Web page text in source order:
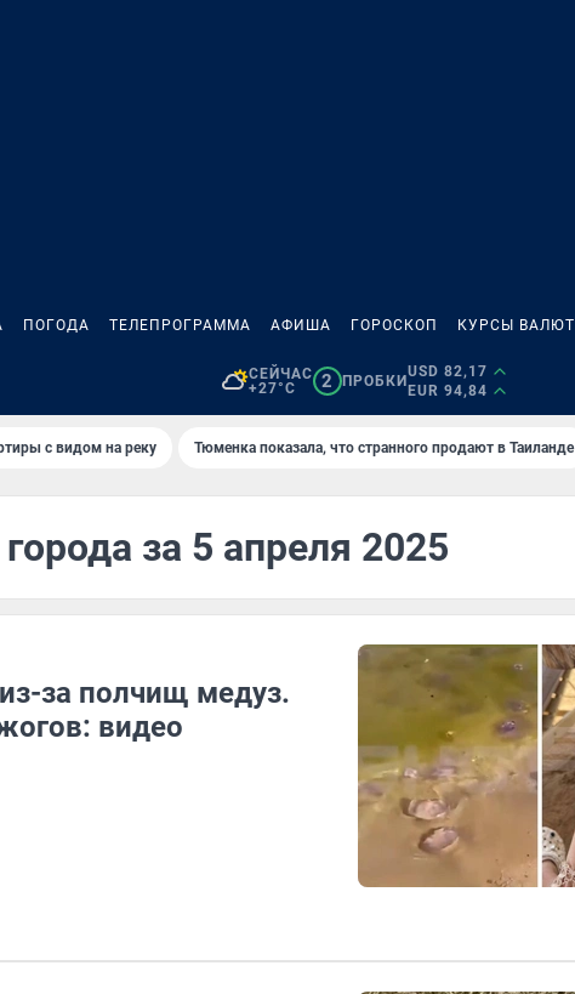
ПОГОДА ТЕЛЕПРОГРАММА АФИША ГОРОСКОП КУРСЫ ВАЛЮТ
СЕЙЧАС
+27°C
2 ПРОБКИ
USD 82,17
EUR 94,84
с видом на реку Тюменка показала, что странного продают в Таиланде
за 5 апреля 2025
за полчищ медуз.
видео